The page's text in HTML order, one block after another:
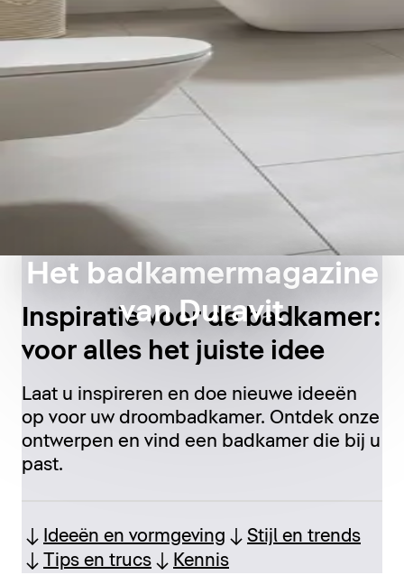
Het badkamermagazine
van Duravit
Inspiratie voor de badkamer:
voor alles het juiste idee
Laat u inspireren en doe nieuwe ideeën
op voor uw droombadkamer. Ontdek onze
ontwerpen en vind een badkamer die bij u
past.
Ideeën en vormgeving
Stijl en trends
Tips en trucs
Kennis